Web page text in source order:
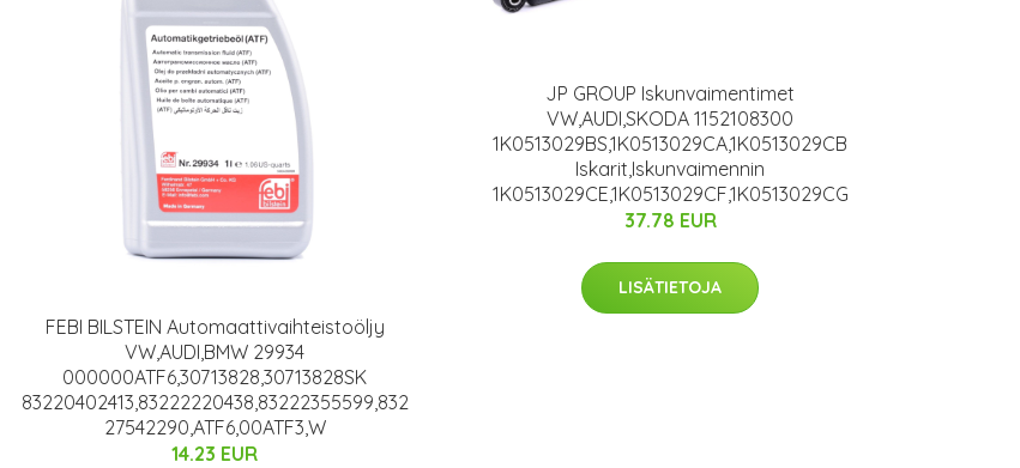
FEBI BILSTEIN Automaattivaihteistoöljy
VW,AUDI,BMW 29934
000000ATF6,30713828,30713828SK
83220402413,83222220438,83222355599,832
27542290,ATF6,00ATF3,W
14.23 EUR
JP GROUP Iskunvaimentimet
VW,AUDI,SKODA 1152108300
1K0513029BS,1K0513029CA,1K0513029CB
Iskarit,Iskunvaimennin
1K0513029CE,1K0513029CF,1K0513029CG
37.78 EUR
LISÄTIETOJA